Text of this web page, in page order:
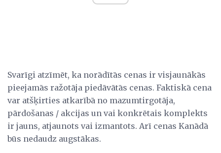
Svarīgi atzīmēt, ka norādītās cenas ir visjaunākās
pieejamās ražotāja piedāvātās cenas. Faktiskā cena
var atšķirties atkarībā no mazumtirgotāja,
pārdošanas / akcijas un vai konkrētais komplekts
ir jauns, atjaunots vai izmantots. Arī cenas Kanādā
būs nedaudz augstākas.